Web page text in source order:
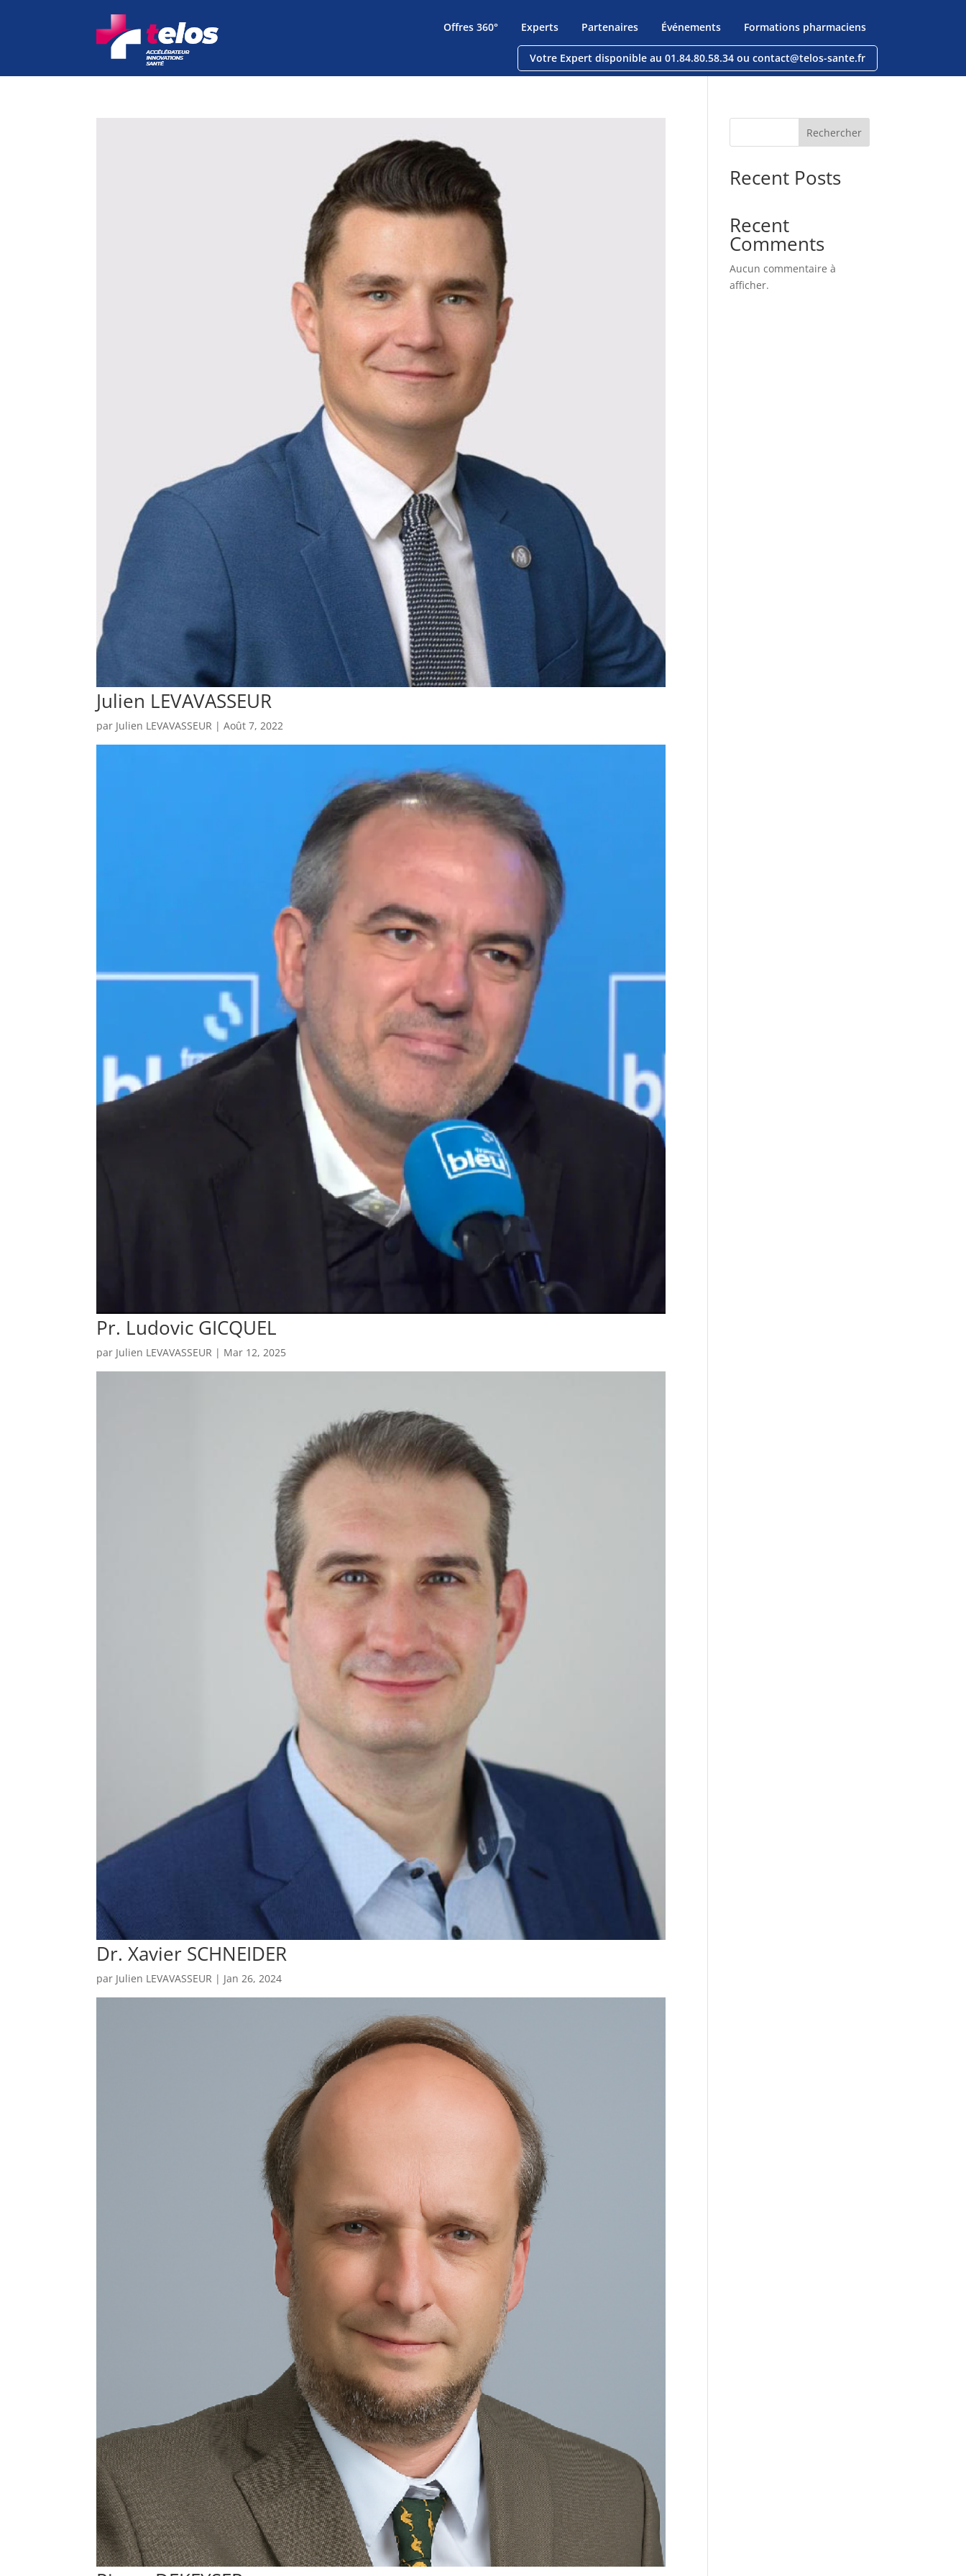
Offres 360° Experts Partenaires Événements Formations pharmaciens
Votre Expert disponible au 01.84.80.58.34 ou contact@telos-sante.fr
Julien LEVAVASSEUR
par Julien LEVAVASSEUR |Août 7, 2022
Pr. Ludovic GICQUEL
par Julien LEVAVASSEUR | Mar 12, 2025
Dr. Xavier SCHNEIDER
par Julien LEVAVASSEUR | Jan 26, 2024
Rechercher
Recent Posts
Recent
Comments
Aucun commentaire à
afficher.